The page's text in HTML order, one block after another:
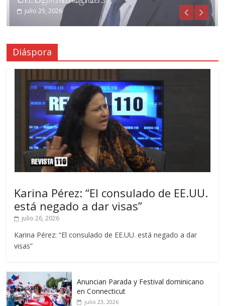
julio 31, 2026
julio 29, 2026
Diáspora
Karina Pérez: “El consulado de EE.UU.
está negado a dar visas”
julio 26, 2026
Karina Pérez: “El consulado de EE.UU. está negado a dar
visas”
Anuncian Parada y Festival dominicano
en Connecticut
julio 23, 2026